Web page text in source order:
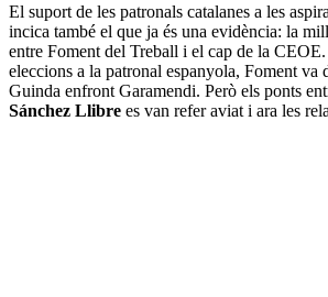
El suport de les patronals catalanes a les
incica també el que ja és una evidència: la
entre Foment del Treball i el cap de la
eleccions a la patronal espanyola, Foment va
Guinda enfront Garamendi. Però els ponts
Sánchez Llibre es van refer aviat i ara les